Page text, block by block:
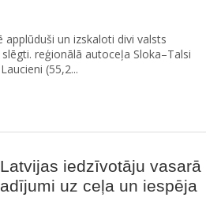
un izskaloti divi valsts
reģionālā autoceļa Sloka–Talsi
(55,2...
iedzīvotāju vasarā
uz ceļa un iespēja